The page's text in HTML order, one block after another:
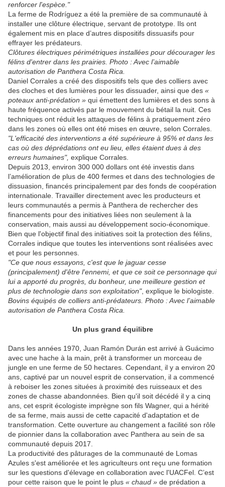
renforcer l'espèce."
La ferme de Rodríguez a été la première de sa communauté à
installer une clôture électrique, servant de prototype. Ils ont
également mis en place d’autres dispositifs dissuasifs pour
effrayer les prédateurs.
Clôtures électriques périmétriques installées pour décourager les
félins d'entrer dans les prairies. Photo : Avec l’aimable
autorisation de Panthera Costa Rica.
Daniel Corrales a créé des dispositifs tels que des colliers avec
des cloches et des lumières pour les dissuader, ainsi que des «
poteaux anti-prédation » qui émettent des lumières et des sons à
haute fréquence activés par le mouvement du bétail la nuit. Ces
techniques ont réduit les attaques de félins à pratiquement zéro
dans les zones où elles ont été mises en œuvre, selon Corrales.
"L'efficacité des interventions a été supérieure à 95% et dans les
cas où des déprédations ont eu lieu, elles étaient dues à des
erreurs humaines", explique Corrales.
Depuis 2013, environ 300 000 dollars ont été investis dans
l’amélioration de plus de 400 fermes et dans des technologies de
dissuasion, financés principalement par des fonds de coopération
internationale. Travailler directement avec les producteurs et
leurs communautés a permis à Panthera de rechercher des
financements pour des initiatives liées non seulement à la
conservation, mais aussi au développement socio-économique.
Bien que l'objectif final des initiatives soit la protection des félins,
Corrales indique que toutes les interventions sont réalisées avec
et pour les personnes.
"Ce que nous essayons, c'est que le jaguar cesse
(principalement) d'être l'ennemi, et que ce soit ce personnage qui
lui a apporté du progrès, du bonheur, une meilleure gestion et
plus de technologie dans son exploitation", explique le biologiste.
Bovins équipés de colliers anti-prédateurs. Photo : Avec l’aimable
autorisation de Panthera Costa Rica.
Un plus grand équilibre
Dans les années 1970, Juan Ramón Durán est arrivé à Guácimo
avec une hache à la main, prêt à transformer un morceau de
jungle en une ferme de 50 hectares. Cependant, il y a environ 20
ans, captivé par un nouvel esprit de conservation, il a commencé
à reboiser les zones situées à proximité des ruisseaux et des
zones de chasse abandonnées. Bien qu'il soit décédé il y a cinq
ans, cet esprit écologiste imprègne son fils Wagner, qui a hérité
de sa ferme, mais aussi de cette capacité d'adaptation et de
transformation. Cette ouverture au changement a facilité son rôle
de pionnier dans la collaboration avec Panthera au sein de sa
communauté depuis 2017.
La productivité des pâturages de la communauté de Lomas
Azules s'est améliorée et les agriculteurs ont reçu une formation
sur les questions d'élevage en collaboration avec l'UACFel. C’est
pour cette raison que le point le plus « chaud » de prédation a